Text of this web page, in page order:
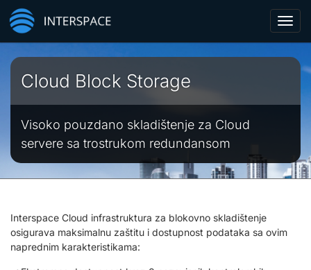
Cloud Block Storage
Visoko pouzdano skladištenje za Cloud
servere sa trostrukom redundansom
Interspace Cloud infrastruktura za blokovno skladištenje
osigurava maksimalnu zaštitu i dostupnost podataka sa ovim
naprednim karakteristikama: